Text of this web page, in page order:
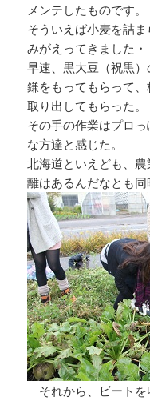
メンテしたものです。
そういえば小麦を詰
みがえってきました・
早速、黒大豆（祝黒）
鎌をもってもらって
取り出してもらった。
その手の作業はプロ
な方達と感じた。
北海道といえども、
離はあるんだなとも同
それから、ビートを